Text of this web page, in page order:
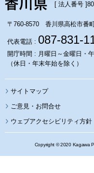
[ 法人番号 ]
〒760-8570 香川県高松市番
代表電話 : 087-831-
開庁時間 : 月曜日～金曜日・
（休日・年末年始を除く）
サイトマップ
ウェブアクセシビリティ方針
Copyright © 2020 Kagawa